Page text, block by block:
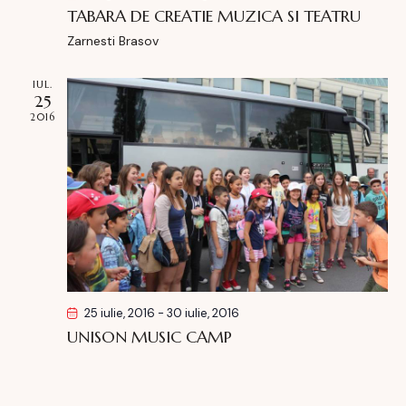
e
n
t
TABARA DE CREATIE MUZICA SI TEATRU
Zarnesti Brasov
IUL.
25
2016
25 iulie, 2016 - 30 iulie, 2016
UNISON MUSIC CAMP